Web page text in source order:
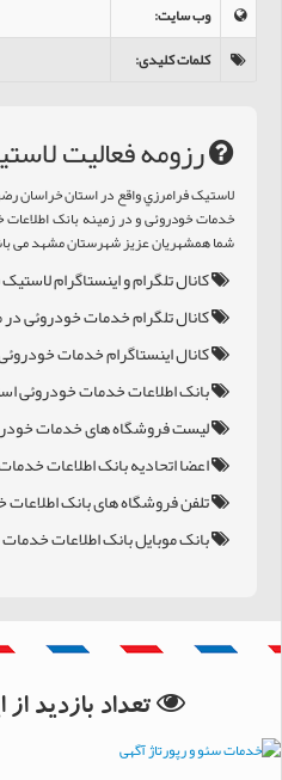
وب سایت:
کلمات کلیدی:
رزومه فعالیت
لاستيک فرامرزي واقع در استان
خدمات خودروئی و در زمینه بانک
شما همشهریان عزیز شهرستان مشهد می
کانال تلگرام و اینستاگرام
کانال تلگرام خدمات خودروئی
کانال اینستاگرام خدمات
بانک اطلاعات خدمات خودروئی
لیست فروشگاه های خدمات
اعضا اتحادیه بانک اطلاعات
تلفن فروشگاه های بانک
بانک موبایل بانک اطلاعات
بانک اطلاعات
بانک اطلاعات
تعداد بازدید